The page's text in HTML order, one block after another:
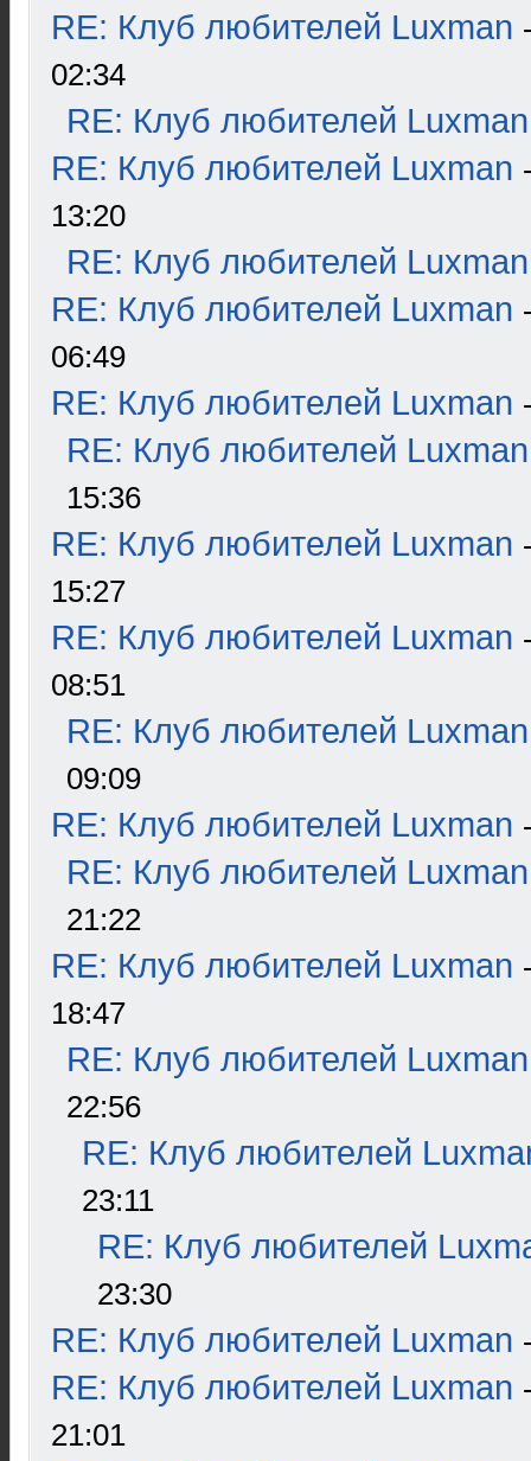
RE: Клуб любителей Luxman
02:34
RE: Клуб любителей Luxman
RE: Клуб любителей Luxman
13:20
RE: Клуб любителей Luxman
RE: Клуб любителей Luxman
06:49
RE: Клуб любителей Luxman
RE: Клуб любителей Luxman
15:36
RE: Клуб любителей Luxman
15:27
RE: Клуб любителей Luxman
08:51
RE: Клуб любителей Luxman
09:09
RE: Клуб любителей Luxman
RE: Клуб любителей Luxman
21:22
RE: Клуб любителей Luxman
18:47
RE: Клуб любителей Luxman
22:56
RE: Клуб любителей
23:11
RE: Клуб любителей
23:30
RE: Клуб любителей Luxman
RE: Клуб любителей Luxman
21:01